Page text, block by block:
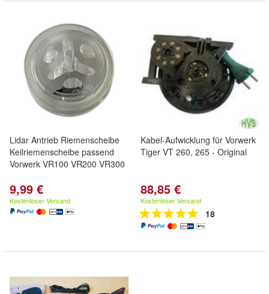
Lidar Antrieb Riemenscheibe
Keilriemenscheibe passend
Vorwerk VR100 VR200 VR300
9,99 €
Kostenloser Versand
Kabel-Aufwicklung für Vorwerk
Tiger VT 260, 265 - Original
88,85 €
Kostenloser Versand
18